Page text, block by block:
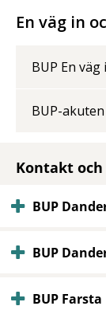
En väg in
BUP En väg
BUP-akuten
Kontakt
BUP
BUP
BUP Farsta